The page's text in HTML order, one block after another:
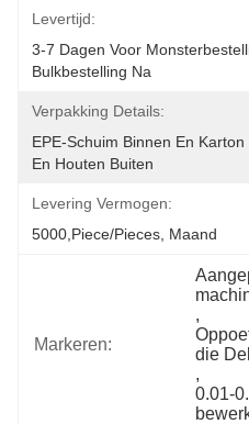
Levertijd:
3-7 Dagen Voor
Bulkbestelling Na
Verpakking Details:
EPE-Schuim Binnen En
En Houten Buiten
Levering Vermogen:
5000,Piece/Pieces, Maand
Markeren:
,
die
,
0.01-